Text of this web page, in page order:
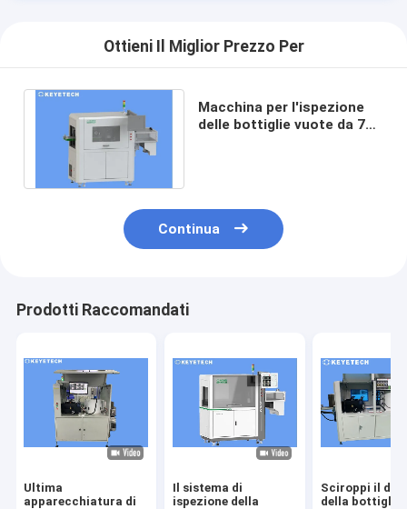
Ottieni Il Miglior Prezzo Per
Macchina per l'ispezione
delle bottiglie vuote da 75
Continua
Prodotti Raccomandati
Ultima
apparecchiatura di
Il sistema di
ispezione della
Sciroppi il
della bottiglia